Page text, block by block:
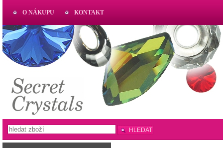
O NÁKUPU KONTAKT
AKTUAL
www.aktual-koralky.cz
HLEDAT